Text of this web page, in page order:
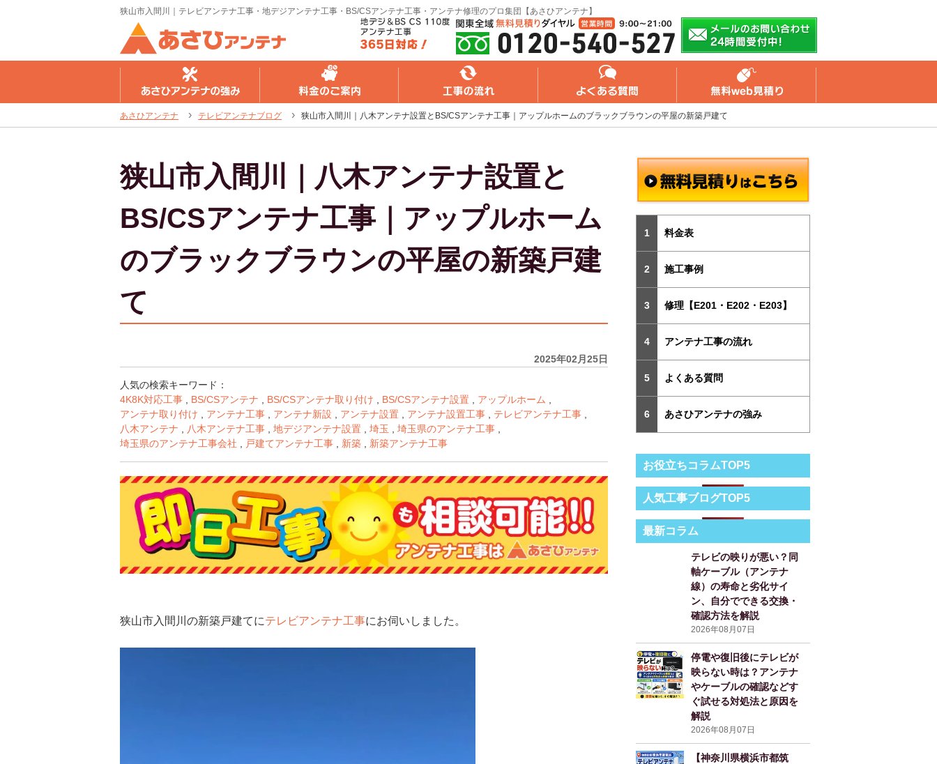
狭山市入間川｜テレビアンテナ工事・地デジアンテナ工事・BS/CSアンテナ工事・アンテナ修理のプロ集団【あさひアンテナ】
料金のご案内 工事の流れ よくある質問 無料web見積り
あさひアンテナ テレビアンテナブログ 狭山市入間川｜八木アンテナ設置とBS/CSアンテナ工事｜アップルホームのブラックブラウンの平屋の新築戸建て
狭山市入間川｜八木アンテナ設置と
BS/CSアンテナ工事｜アップルホーム
のブラックブラウンの平屋の新築戸建
て
2025年02月25日
人気の検索キーワード：
4K8K対応工事
BS/CSアンテナ BS/CSアンテナ取り付け BS/CSアンテナ設置 アップルホーム
アンテナ取り付け
アンテナ工事 アンテナ新設 アンテナ設置 アンテナ設置工事 テレビアンテナ工事
八木アンテナ
八木アンテナ工事 地デジアンテナ設置 埼玉 埼玉県のアンテナ工事
埼玉県のアンテナ工事会社
戸建てアンテナ工事 新築 新築アンテナ工事
狭山市入間川の新築戸建てにテレビアンテナ工事にお伺いしました。
料金表
施工事例
修理【E201・E202・E203】
アンテナ工事の流れ
よくある質問
あさひアンテナの強み
お役立ちコラムTOP5
人気工事ブログTOP5
最新コラム
テレビの映りが悪い？同
軸ケーブル（アンテナ
線）の寿命と劣化サイ
ン、自分でできる交換・
確認方法を解説
2026年08月07日
停電や復旧後にテレビが
映らない時は？アンテナ
やケーブルの確認などす
ぐ試せる対処法と原因を
解説
2026年08月07日
【神奈川県横浜市都筑